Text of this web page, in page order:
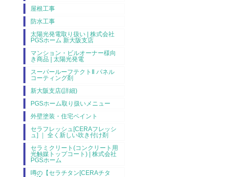
屋根工事
防水工事
太陽光発電取り扱い | 株式会社
PGSホーム 新大阪支店
マンション・ビルオーナー様向
き商品 | 太陽光発電
スーパールーフテクトⅡ パネル
コーティング剤
新大阪支店(詳細)
PGSホーム取り扱いメニュー
外壁塗装・住宅ペイント
セラフレッシュ[CERAフレッシ
ュ] ｜ 全く新しい吹き付け剤
セラミクリート(コンクリート用
光触媒トップコート) | 株式会社
PGSホーム
噂の【セラチタン[CERAチタ